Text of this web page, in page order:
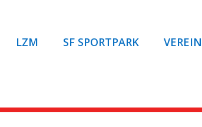
LZM SF SPORTPARK VEREIN